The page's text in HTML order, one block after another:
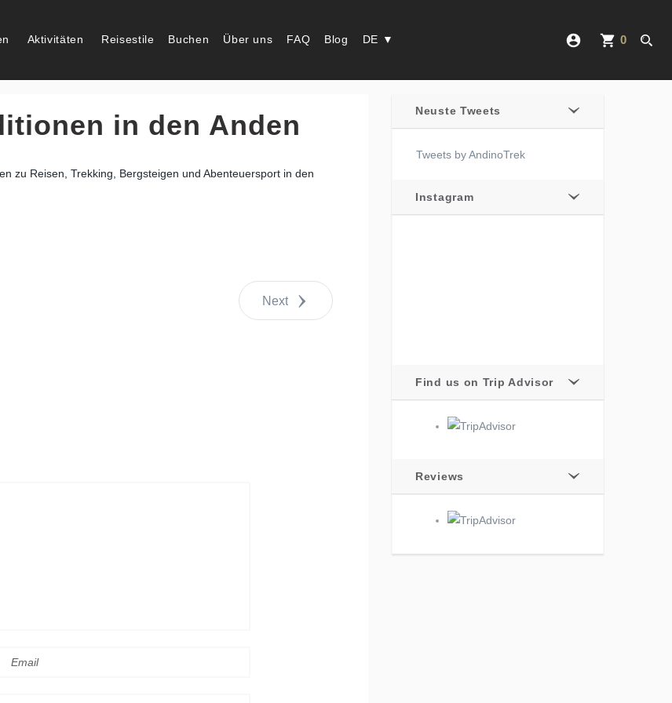
Aktivitäten Reisestile Buchen Über uns FAQ Blog DE ▼ account_circle shopping_cart 0
in den Anden
zu Reisen, Trekking, Bergsteigen und Abenteuersport in den
Next
Neuste Tweets
Tweets by AndinoTrek
Instagram
Find us on Trip Advisor
Reviews